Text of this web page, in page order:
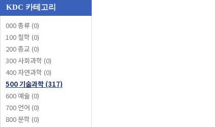
KDC 카테고리
000 총류 (0)
100 철학 (0)
200 종교 (0)
300 사회과학 (0)
400 자연과학 (0)
500 기술과학 (317)
600 예술 (0)
700 언어 (0)
800 문학 (0)